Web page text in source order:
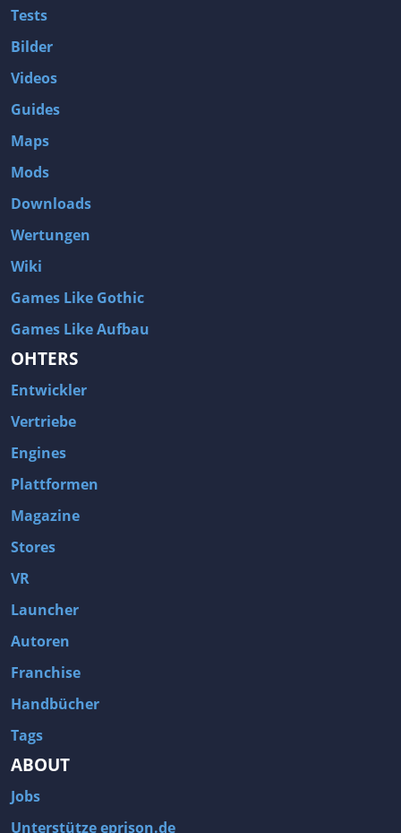
Tests
Bilder
Videos
Guides
Maps
Mods
Downloads
Wertungen
Wiki
Games Like Gothic
Games Like Aufbau
OHTERS
Entwickler
Vertriebe
Engines
Plattformen
Magazine
Stores
VR
Launcher
Autoren
Franchise
Handbücher
Tags
ABOUT
Jobs
Unterstütze eprison.de